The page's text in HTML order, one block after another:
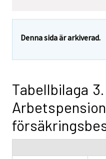
Denna sida är arkiverad.
Tabellbilaga 3.